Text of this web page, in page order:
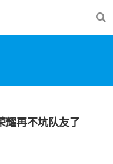
耀再不坑队友了